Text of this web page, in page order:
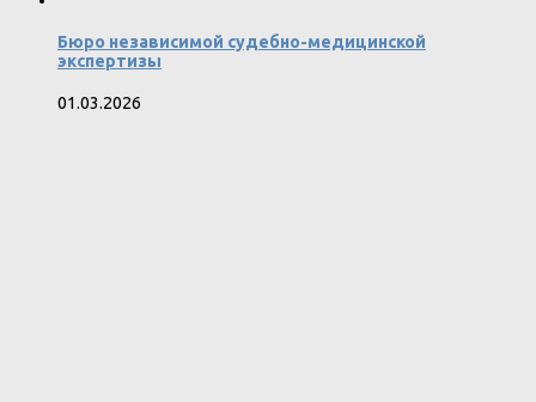
Бюро независимой судебно-медицинской
экспертизы
01.03.2026